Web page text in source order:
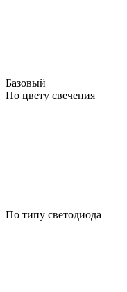
Базовый
По цвету свечения
По типу светодиода